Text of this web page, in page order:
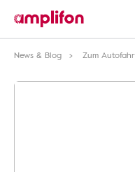
News & Blog
Zum